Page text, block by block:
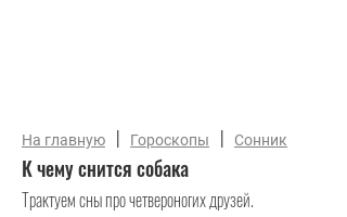
На главную | Гороскопы | Сонник
К чему снится собака
Трактуем сны про четвероногих друзей.